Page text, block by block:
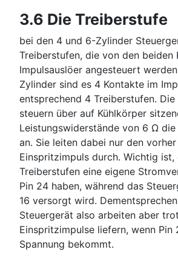
3.6 Die Treiberstufe
bei den 4 und 6-Zylinder
Treiberstufen, die von den beiden
Impulsauslöer angesteuert
Zylinder sind es 4 Kontakte im
entsprechend 4 Treiberstufen.
steuern über auf Kühlkörper
Leistungswiderstände von 6 Ω
an. Sie leiten dabei nur den
Einspritzimpuls durch. Wichtig ist,
Treiberstufen eine eigene
Pin 24 haben, während das
16 versorgt wird.
Steuergerät also arbeiten aber
Einspritzimpulse liefern, wenn Pin
Spannung bekommt.